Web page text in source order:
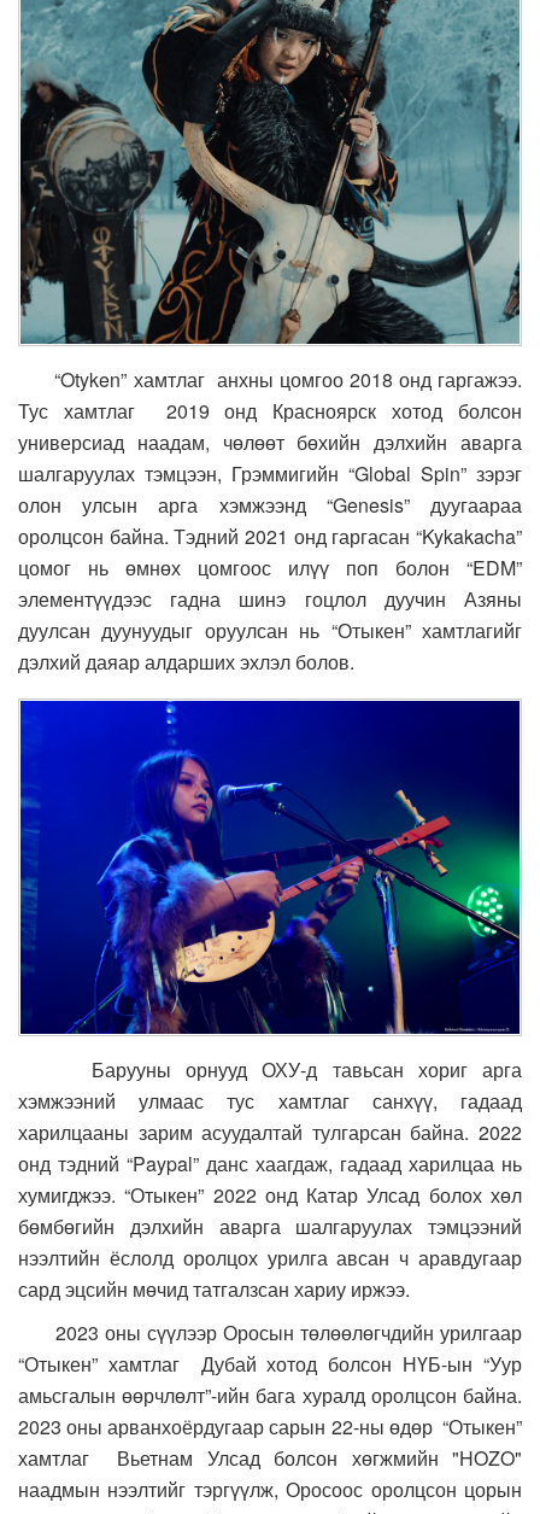
“Otyken” хамтлаг анхны цомгоо 2018 онд гаргажээ.
Тус хамтлаг 2019 онд Красноярск хотод болсон
универсиад наадам, чөлөөт бөхийн дэлхийн аварга
шалгаруулах тэмцээн, Грэммигийн “Global Spin” зэрэг
олон улсын арга хэмжээнд “Genesis” дуугаараа
оролцсон байна. Тэдний 2021 онд гаргасан “Kykakacha”
цомог нь өмнөх цомгоос илүү поп болон “EDM”
элементүүдээс гадна шинэ гоцлол дуучин Азяны
дуулсан дуунуудыг оруулсан нь “Отыкен” хамтлагийг
дэлхий даяар алдарших эхлэл болов.
Барууны орнууд ОХУ-д тавьсан хориг арга
хэмжээний улмаас тус хамтлаг санхүү, гадаад
харилцааны зарим асуудалтай тулгарсан байна. 2022
онд тэдний “Paypal” данс хаагдаж, гадаад харилцаа нь
хумигджээ. “Отыкен” 2022 онд Катар Улсад болох хөл
бөмбөгийн дэлхийн аварга шалгаруулах тэмцээний
нээлтийн ёслолд оролцох урилга авсан ч аравдугаар
сард эцсийн мөчид татгалзсан хариу иржээ.
2023 оны сүүлээр Оросын төлөөлөгчдийн урилгаар
“Отыкен” хамтлаг Дубай хотод болсон НҮБ-ын “Уур
амьсгалын өөрчлөлт”-ийн бага хуралд оролцсон байна.
2023 оны арванхоёрдугаар сарын 22-ны өдөр “Отыкен”
хамтлаг Вьетнам Улсад болсон хөгжмийн "HOZO"
наадмын нээлтийг тэргүүлж, Оросоос оролцсон цорын